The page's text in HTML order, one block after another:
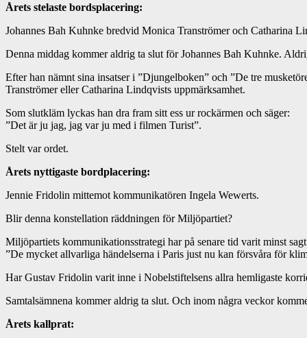
Årets stelaste bordsplacering:
Johannes Bah Kuhnke bredvid Monica Tranströmer och Catharina
Denna middag kommer aldrig ta slut för Johannes Bah Kuhnke.
Efter han nämnt sina insatser i ”Djungelboken” och ”De tre
Tranströmer eller Catharina Lindqvists uppmärksamhet.
Som slutkläm lyckas han dra fram sitt ess ur rockärmen och säger:
”Det är ju jag, jag var ju med i filmen Turist”.
Stelt var ordet.
Årets nyttigaste bordplacering:
Jennie Fridolin mittemot kommunikatören Ingela Wewerts.
Blir denna konstellation räddningen för Miljöpartiet?
Miljöpartiets kommunikationsstrategi har på senare tid varit minst
”De mycket allvarliga händelserna i Paris just nu kan försvåra för
Har Gustav Fridolin varit inne i Nobelstiftelsens allra hemligaste
Samtalsämnena kommer aldrig ta slut. Och inom några veckor
Årets kallprat: